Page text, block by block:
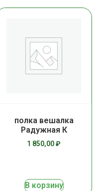
полка вешалка
Радужная К
1 850,00₽
В корзину